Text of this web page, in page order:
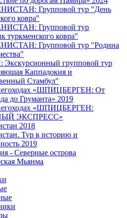
Групповой тур "День
ковра"
Групповой тур
туркменского ковра"
Групповой тур "Родина
групповой тур
Каппадокия и
Стамбул"
«ШПИЦБЕРГЕН: От
до Груманта» 2019
«ШПИЦБЕРГЕН:
ЭКСПРЕСС»
2018
Тур в историю и
2019
- Северные острова
Мьянма